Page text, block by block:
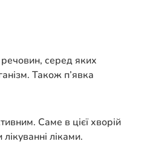
речовин, серед яких
Також п’явка
Саме в цієї хворій
ліками.